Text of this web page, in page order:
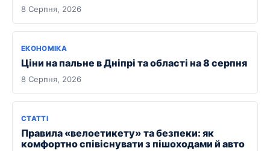
8 Серпня, 2026
ЕКОНОМІКА
Ціни на пальне в Дніпрі та області на 8 серпня
8 Серпня, 2026
СТАТТІ
Правила «велоетикету» та безпеки: як
комфортно співіснувати з пішоходами й авто